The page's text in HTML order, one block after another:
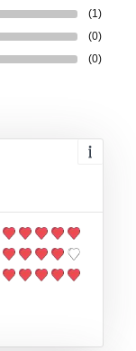
(1)
(0)
(0)